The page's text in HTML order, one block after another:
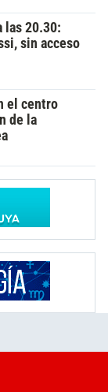
las 20.30:
sin acceso
el centro
de la